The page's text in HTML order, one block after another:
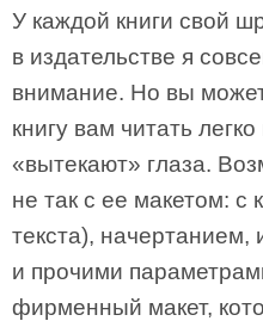
У каждой книги свой
в издательстве я
внимание. Но вы
книгу вам читать
«вытекают» глаза.
не так с ее макетом: с
текста), начертанием,
и прочими
фирменный макет,